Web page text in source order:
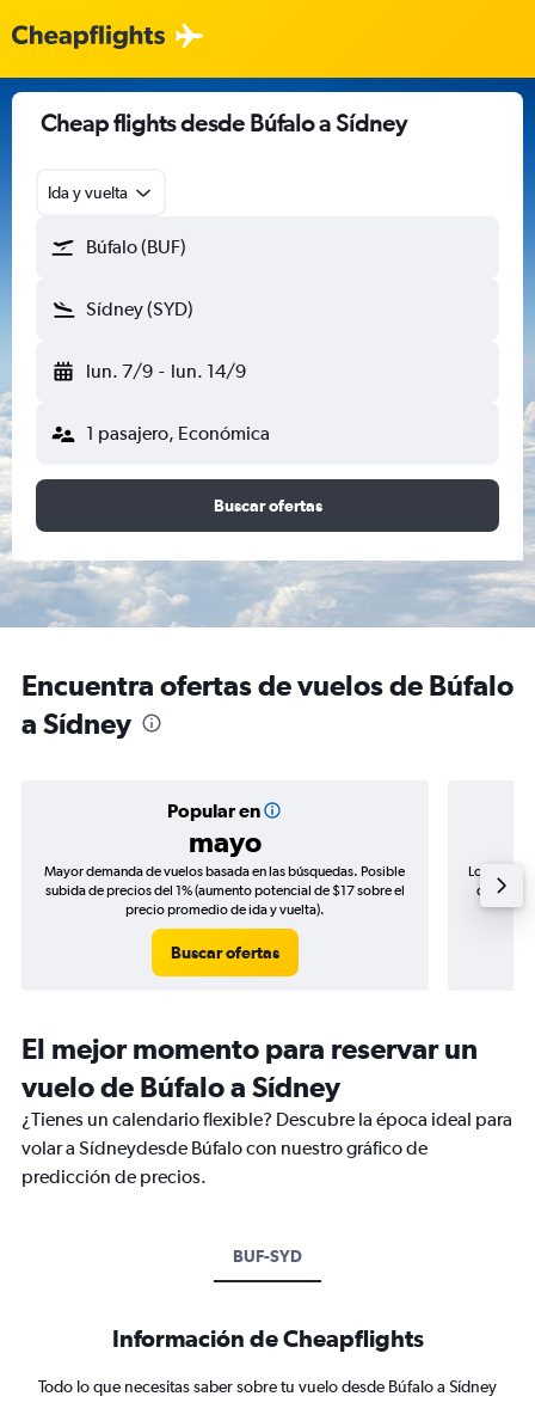
Cheap flights desde Búfalo a Sídney
Ida y vuelta
Búfalo (BUF)
Sídney (SYD)
lun. 7/9 - lun. 14/9
1 pasajero, Económica
Buscar ofertas
Encuentra ofertas de vuelos de Búfalo
a Sídney
Popular en
mayo
Mayor demanda de vuelos basada en las búsquedas. Posible
subida de precios del 1% (aumento potencial de $17 sobre el
precio promedio de ida y vuelta).
Buscar ofertas
Los
de
El mejor momento para reservar un
vuelo de Búfalo a Sídney
¿Tienes un calendario flexible? Descubre la época ideal para
volar a Sídneydesde Búfalo con nuestro gráfico de
predicción de precios.
BUF-SYD
Información de Cheapflights
Todo lo que necesitas saber sobre tu vuelo desde Búfalo a Sídney